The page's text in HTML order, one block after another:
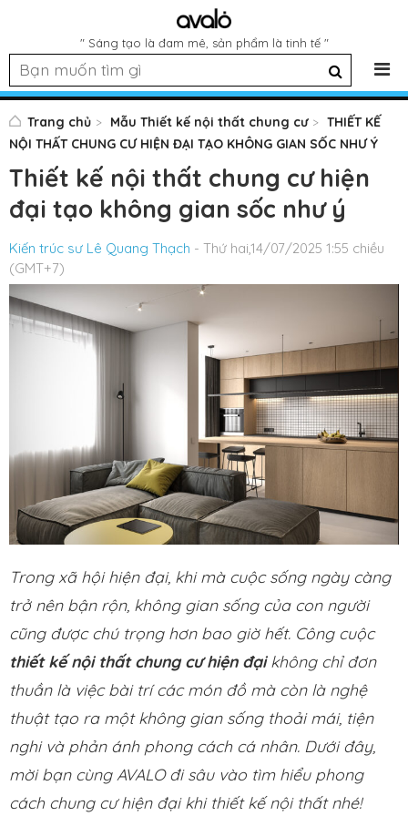
" Sáng tạo là đam mê, sản phẩm là tinh tế "
Trang chủ Mẫu Thiết kế nội thất chung cư
THIẾT KẾ
NỘI THẤT CHUNG CƯ HIỆN ĐẠI TẠO KHÔNG GIAN SỐC NHƯ Ý
Thiết kế nội thất chung cư hiện
đại tạo không gian sốc như ý
Kiến trúc sư Lê Quang Thạch - Thứ hai,14/07/2025 1:55 chiều
(GMT+7)
Trong xã hội hiện đại, khi mà cuộc sống ngày càng
trở nên bận rộn, không gian sống của con người
cũng được chú trọng hơn bao giờ hết. Công cuộc
thiết kế nội thất chung cư hiện đạikhông chỉ đơn
thuần là việc bài trí các món đồ mà còn là nghệ
thuật tạo ra một không gian sống thoải mái, tiện
nghi và phản ánh phong cách cá nhân. Dưới đây,
mời bạn cùng AVALO đi sâu vào tìm hiểu phong
cách chung cư hiện đại khi thiết kế nội thất nhé!